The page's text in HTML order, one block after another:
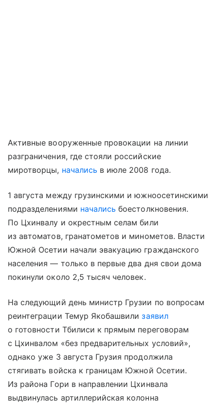
Активные вооруженные провокации на линии
разграничения, где стояли российские
миротворцы, начались в июле 2008 года.
1 августа между грузинскими и южноосетинскими
подразделениями начались боестолкновения.
По Цхинвалу и окрестным селам били
из автоматов, гранатометов и минометов. Власти
Южной Осетии начали эвакуацию гражданского
населения — только в первые два дня свои дома
покинули около 2,5 тысяч человек.
На следующий день министр Грузии по вопросам
реинтеграции Темур Якобашвилизаявил
о готовности Тбилиси к прямым переговорам
с Цхинвалом «без предварительных условий»,
однако уже 3 августа Грузия продолжила
стягивать войска к границам Южной Осетии.
Из района Гори в направлении Цхинвала
выдвинулась артиллерийская колонна